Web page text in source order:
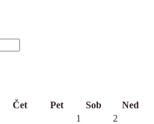
Čet Pet Sob
Ned
1
2